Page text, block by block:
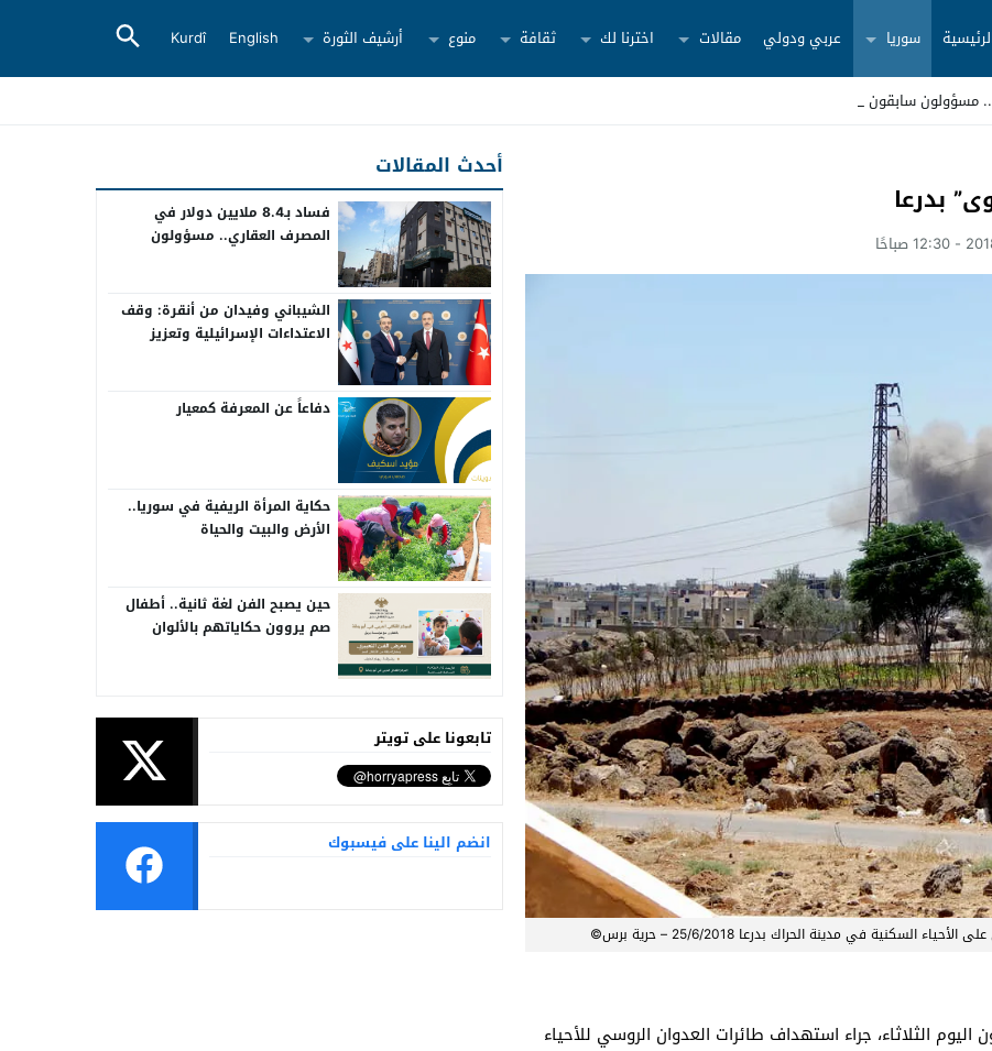
سوريا عربي ودولي مقالات اخترنا لك ثقافة منوع أرشيف الثورة English
Kurdî
بدرعا
في مدينة الحراك بدرعا 25/6/2018 – حرية برس©
الثلاثاء، جراء استهداف طائرات العدوان الروسي للأحياء
أحدث المقالات
فساد بـ8.4 ملايين دولار في
المصرف العقاري.. مسؤولون
الشيباني وفيدان من أنقرة: وقف
الاعتداءات الإسرائيلية وتعزيز
دفاعاً عن المعرفة كمعيار
حكاية المرأة الريفية في سوريا..
الأرض والبيت والحياة
حين يصبح الفن لغة ثانية.. أطفال
صم يروون حكاياتهم بالألوان
انضم الينا على فيسبوك
تابعونا على تويتر